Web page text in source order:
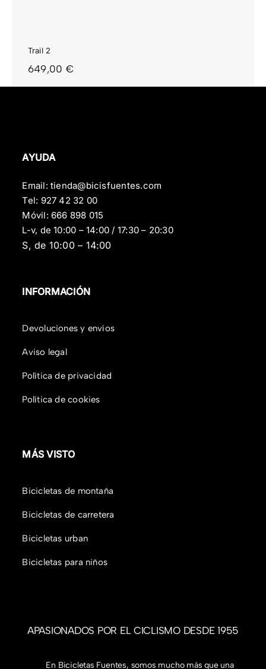
Trail 2
649,00 €
AYUDA
Email:tienda@bicisfuentes.com
Tel: 927 42 32 00
Móvil: 666 898 015
L-v, de 10:00 – 14:00 / 17:30 – 20:30
S, de 10:00 – 14:00
INFORMACIÓN
Devoluciones y envíos
Aviso legal
Política de privacidad
Política de cookies
MÁS VISTO
Bicicletas de montaña
Bicicletas de carretera
Bicicletas urban
Bicicletas para niños
APASIONADOS POR EL CICLISMO DESDE 1955
En Bicicletas Fuentes, somos mucho más que una